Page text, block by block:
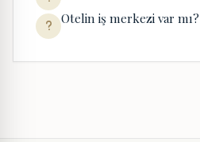
Otelin iş merkezi var mı?